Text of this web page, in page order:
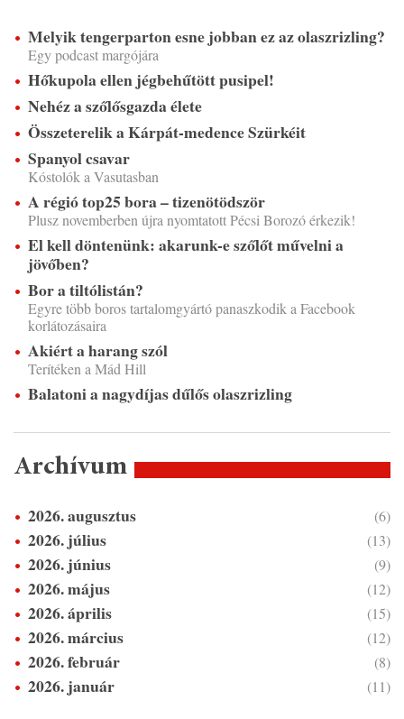
Melyik tengerparton esne jobban ez az olaszrizling?
Egy podcast margójára
Hőkupola ellen jégbehűtött pusipel!
Nehéz a szőlősgazda élete
Összeterelik a Kárpát-medence Szürkéit
Spanyol csavar
Kóstolók a Vasutasban
A régió top25 bora – tizenötödször
Plusz novemberben újra nyomtatott Pécsi Borozó érkezik!
El kell döntenünk: akarunk-e szőlőt művelni a
jövőben?
Bor a tiltólistán?
Egyre több boros tartalomgyártó panaszkodik a Facebook
korlátozásaira
Akiért a harang szól
Terítéken a Mád Hill
Balatoni a nagydíjas dűlős olaszrizling
Archívum
2026. augusztus (6)
2026. július (13)
2026. június (9)
2026. május (12)
2026. április (15)
2026. március (12)
2026. február (8)
2026. január (11)